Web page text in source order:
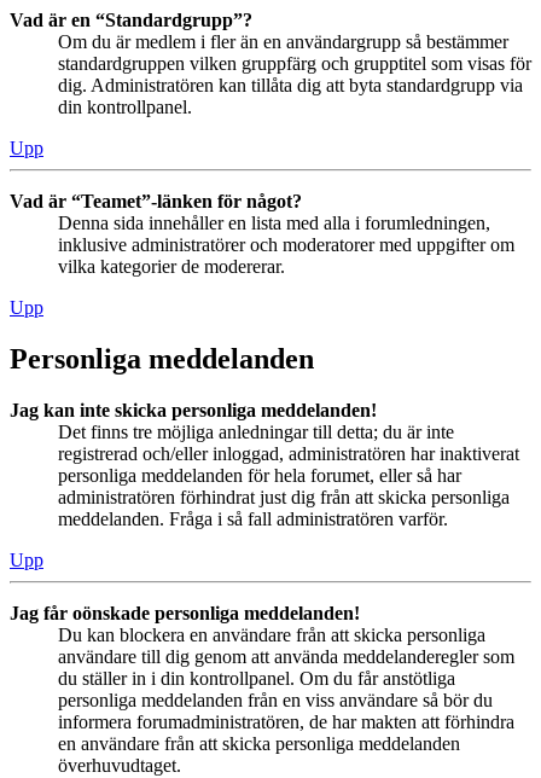
Vad är en “Standardgrupp”?
Om du är medlem i fler än en användargrupp så bestämmer
standardgruppen vilken gruppfärg och grupptitel som visas för
dig. Administratören kan tillåta dig att byta standardgrupp via
din kontrollpanel.
Upp
Vad är “Teamet”-länken för något?
Denna sida innehåller en lista med alla i forumledningen,
inklusive administratörer och moderatorer med uppgifter om
vilka kategorier de modererar.
Upp
Personliga meddelanden
Jag kan inte skicka personliga meddelanden!
Det finns tre möjliga anledningar till detta; du är inte
registrerad och/eller inloggad, administratören har inaktiverat
personliga meddelanden för hela forumet, eller så har
administratören förhindrat just dig från att skicka personliga
meddelanden. Fråga i så fall administratören varför.
Upp
Jag får oönskade personliga meddelanden!
Du kan blockera en användare från att skicka personliga
användare till dig genom att använda meddelanderegler som
du ställer in i din kontrollpanel. Om du får anstötliga
personliga meddelanden från en viss användare så bör du
informera forumadministratören, de har makten att förhindra
en användare från att skicka personliga meddelanden
överhuvudtaget.